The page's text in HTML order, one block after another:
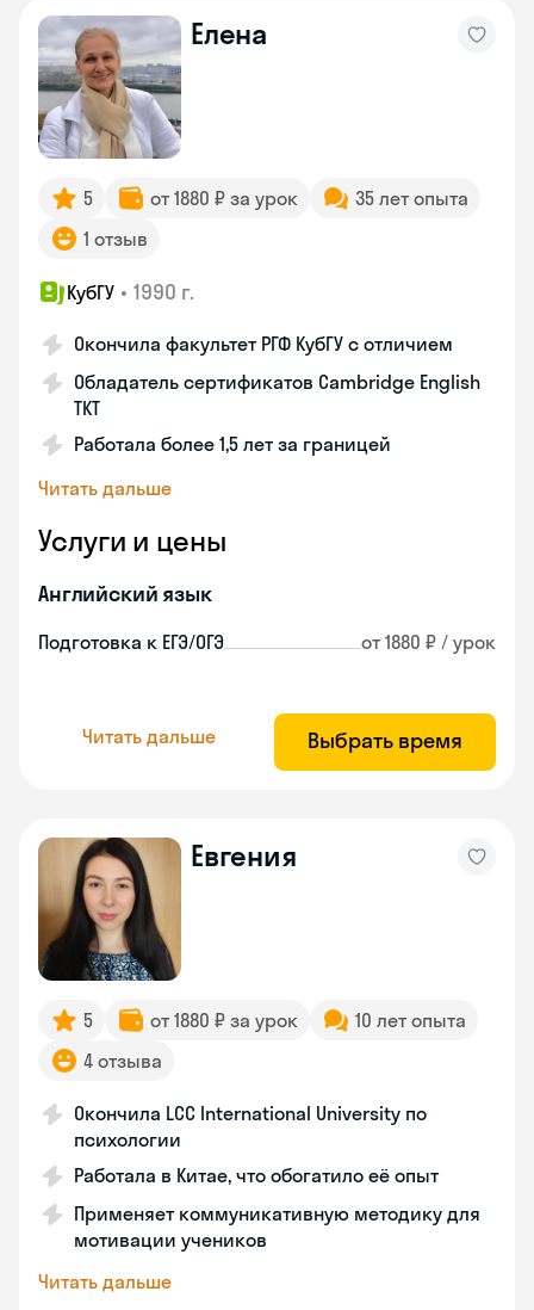
Елена
5 от 1880 ₽ за урок
35 лет опыта
1 отзыв
КубГУ • 1990 г.
Окончила факультет РГФ КубГУ с отличием
Обладатель сертификатов Cambridge English
TKT
Работала более 1,5 лет за границей
Читать дальше
Услуги и цены
Английский язык
Подготовка к ЕГЭ/ОГЭ от 1880 ₽ / урок
Читать дальше Выбрать время
Евгения
5 от 1880 ₽ за урок
10 лет опыта
4 отзыва
Окончила LCC International University по
психологии
Работала в Китае, что обогатило её опыт
Применяет коммуникативную методику для
мотивации учеников
Читать дальше